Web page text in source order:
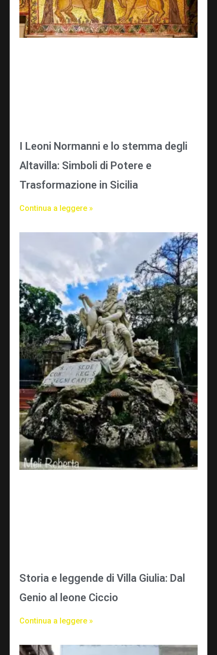
I Leoni Normanni e lo stemma degli
Altavilla: Simboli di Potere e
Trasformazione in Sicilia
Continua a leggere »
Storia e leggende di Villa Giulia: Dal
Genio al leone Ciccio
Continua a leggere »